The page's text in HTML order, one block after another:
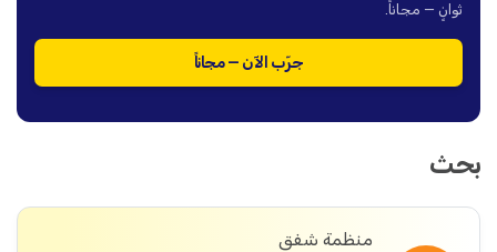
ثوانٍ — مجاناً.
جرّب الآن — مجاناً
بحث
منظمة شفق